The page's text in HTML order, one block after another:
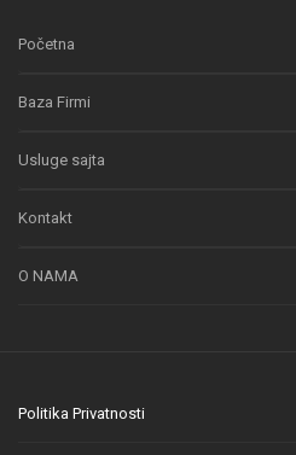
Početna
Baza Firmi
Usluge sajta
Kontakt
O NAMA
Politika Privatnosti